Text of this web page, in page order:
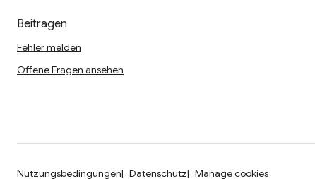
Beitragen
Fehler melden
Offene Fragen ansehen
Nutzungsbedingungen Datenschutz Manage cookies